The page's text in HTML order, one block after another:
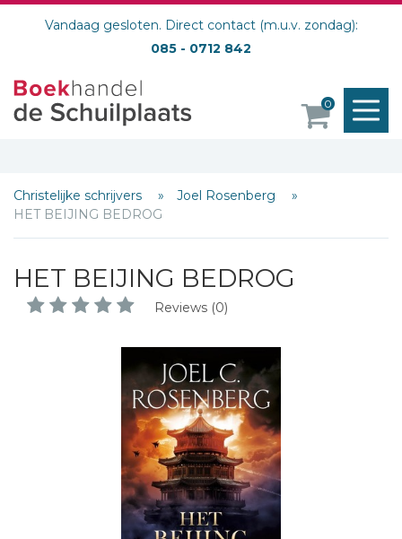
Vandaag gesloten. Direct contact (m.u.v. zondag):
085 - 0712 842
0
Christelijke schrijvers
Joel Rosenberg
HET BEIJING BEDROG
HET BEIJING BEDROG
Reviews (0)